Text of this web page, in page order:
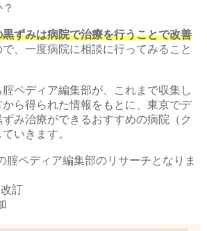
ずみは病院で治療を行うことで改善
で、一度病院に相談に行ってみること
ペディア編集部が、これまで収集し
ら得られた情報をもとに、東京でデ
み治療ができるおすすめの病院（ク
いきます。
ペディア編集部のリサーチとなりま
訂